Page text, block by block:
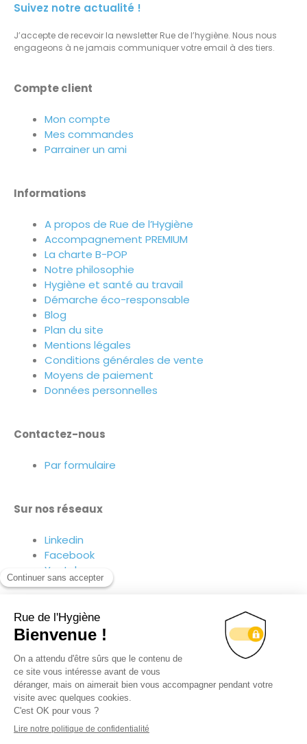
Suivez notre actualité !
J’accepte de recevoir la newsletter Rue de l’hygiène. Nous nous
engageons à ne jamais communiquer votre email à des tiers.
Compte client
Mon compte
Mes commandes
Parrainer un ami
Informations
A propos de Rue de l’Hygiène
Accompagnement PREMIUM
La charte B-POP
Notre philosophie
Hygiène et santé au travail
Démarche éco-responsable
Blog
Plan du site
Mentions légales
Conditions générales de vente
Moyens de paiement
Données personnelles
Contactez-nous
Par formulaire
Sur nos réseaux
Linkedin
Facebook
Youtube
Suivez-nous sur nos réseaux !